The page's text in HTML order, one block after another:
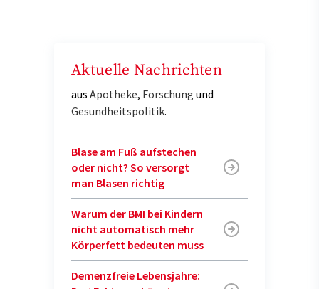
Aktuelle Nachrichten
aus Apotheke, Forschung und
Gesundheitspolitik.
Blase am Fuß aufstechen
oder nicht? So versorgt
man Blasen richtig
Warum der BMI bei Kindern
nicht automatisch mehr
Körperfett bedeuten muss
Demenzfreie Lebensjahre: